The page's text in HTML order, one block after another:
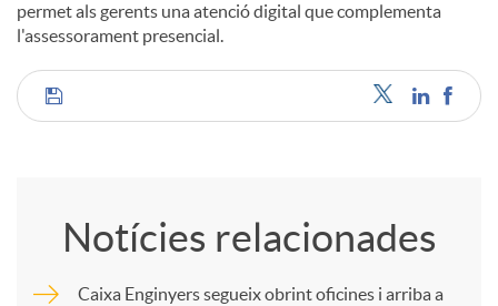
permet als gerents una atenció digital que complementa
l'assessorament presencial.
C
m
Notícies relacionades
Caixa Enginyers segueix obrint oficines i arriba a